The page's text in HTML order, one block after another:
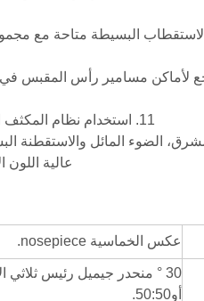
11. استخدام نظام المكثف البارز، يمكن أن يكون ضوء أكثر تنتقل عن الفتحة العددية الأكبر وكثافة أقوى.
عالية اللون
عكس الخماسية nosepiece.
30 ° منحدر جيميل رئيس ثلاثي الأبعاد، المسافة interpupillary: 54
أو
50:50.